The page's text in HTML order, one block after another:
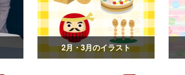
2月・3月のイラスト